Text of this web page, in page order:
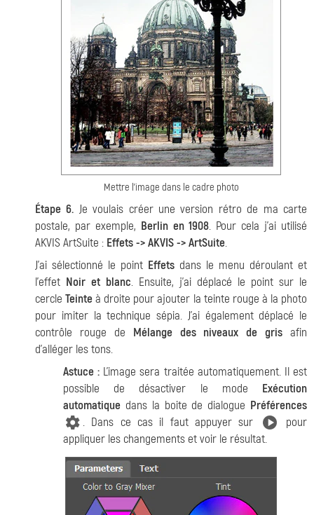
Mettre l'image dans le cadre photo
Étape 6. Je voulais créer une version rétro de ma carte
postale, par exemple, Berlin en 1908. Pour cela j'ai utilisé
AKVIS ArtSuite : Effets -> AKVIS -> ArtSuite.
J'ai sélectionné le point Effets dans le menu déroulant et
l'effet Noir et blanc. Ensuite, j'ai déplacé le point sur le
cercleTeinteà droite pour ajouter la teinte rouge à la photo
pour imiter la technique sépia. J'ai également déplacé le
contrôle rouge de Mélange des niveaux de gris afin
d'alléger les tons.
Astuce : L'image sera traitée automatiquement. Il est
possible de désactiver le mode Exécution
automatique dans la boite de dialogue Préférences
. Dans ce cas il faut appuyer sur
pour
appliquer les changements et voir le résultat.